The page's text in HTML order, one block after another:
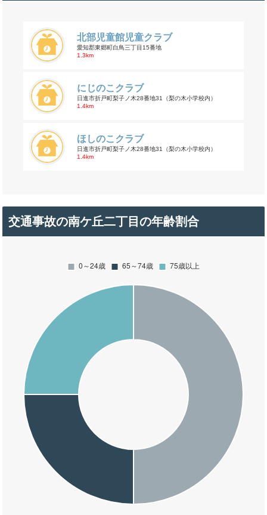
北部児童館児童クラブ
愛知郡東郷町白鳥三丁目15番地
1.3km
にじのこクラブ
日進市折戸町梨子ノ木28番地31（梨の木小学校内）
1.4km
ほしのこクラブ
日進市折戸町梨子ノ木28番地31（梨の木小学校内）
1.4km
交通事故の南ケ丘二丁目の年齢割合